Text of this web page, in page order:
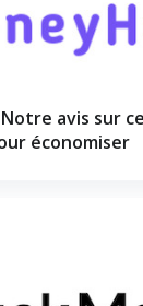
avis sur
économiser